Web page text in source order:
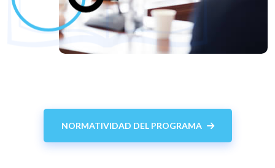
NORMATIVIDAD DEL PROGRAMA